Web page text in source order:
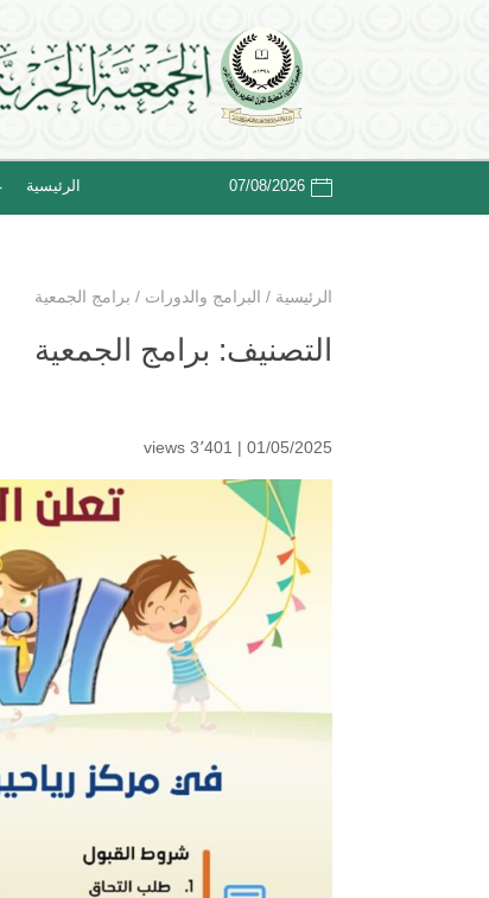
07/08/2026 الرئيسية
الرئيسية / البرامج والدورات / برامج الجمعية
التصنيف: برامج الجمعية
01/05/2025 | 3٬401 views